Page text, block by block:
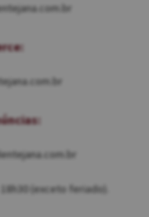
(exceto feriado).